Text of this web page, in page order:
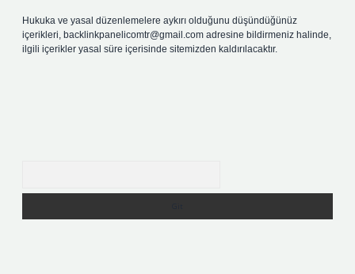
Hukuka ve yasal düzenlemelere aykırı olduğunu düşündüğünüz
içerikleri, backlinkpanelicomtr@gmail.com adresine bildirmeniz halinde,
ilgili içerikler yasal süre içerisinde sitemizden kaldırılacaktır.